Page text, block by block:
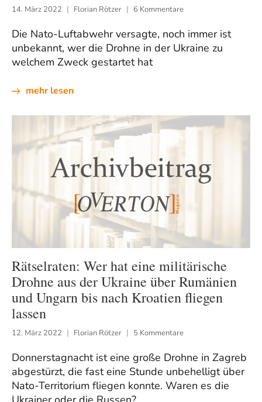
14. März 2022 Florian Rötzer 6 Kommentare
Die Nato-Luftabwehr versagte, noch immer ist
unbekannt, wer die Drohne in der Ukraine zu
welchem Zweck gestartet hat
mehr lesen
Rätselraten: Wer hat eine militärische
Drohne aus der Ukraine über Rumänien
und Ungarn bis nach Kroatien fliegen
lassen
12. März 2022 Florian Rötzer 5 Kommentare
Donnerstagnacht ist eine große Drohne in Zagreb
abgestürzt, die fast eine Stunde unbehelligt über
Nato-Territorium fliegen konnte. Waren es die